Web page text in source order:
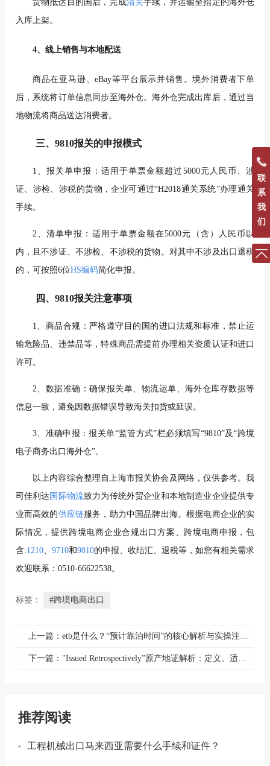
货物抵达目的国后，完成清关手续，并运输至指定的海外仓
入库上架。
4、线上销售与本地配送
商品在亚马逊、eBay等平台展示并销售。境外消费者下单
后，系统将订单信息同步至海外仓。海外仓完成出库后，通过当
地物流将商品送达消费者。
三、9810报关的申报模式
1、报关单申报：适用于单票金额超过5000元人民币、涉
证、涉检、涉税的货物，企业可通过“H2018通关系统”办理通关
手续。
2、清单申报：适用于单票金额在5000元（含）人民币以
内，且不涉证、不涉检、不涉税的货物。对其中不涉及出口退税
的，可按照6位HS编码简化申报。
四、9810报关注意事项
1、商品合规：严格遵守目的国的进口法规和标准，禁止运
输危险品、违禁品等，特殊商品需提前办理相关资质认证和进口
许可。
2、数据准确：确保报关单、物流运单、海外仓库存数据等
信息一致，避免因数据错误导致海关扣货或延误。
3、准确申报：报关单“监管方式”栏必须填写“9810”及“跨境
电子商务出口海外仓”。
以上内容综合整理自上海市报关协会及网络，仅供参考。我
司佳利达 国际物流致力为传统外贸企业和本地制造业企业提供专
业而高效的供应链服务，助力中国品牌出海。根据电商企业的实
际情况，提供跨境电商企业合规出口方案、跨境电商申报，包
含:1210、 9710和9810的申报、收结汇、退税等，如您有相关需求
欢迎联系：0510-66622538。
标签： #跨境电商出口
下一篇："Issued Retrospectively”原产地证解析：定义、适用场景与申请指南
推荐阅读
工程机械出口马来西亚需要什么手续和证件？
联
系
我
们